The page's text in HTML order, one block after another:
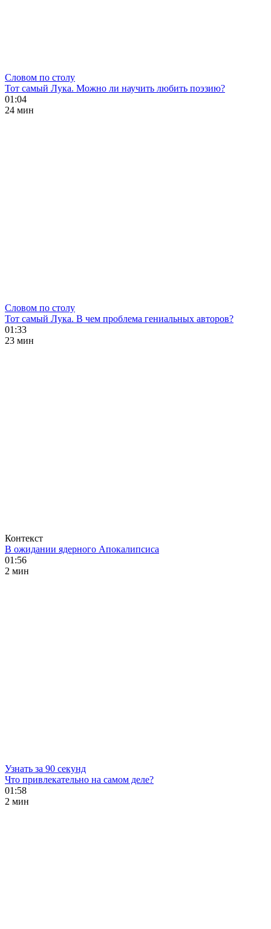
Словом по столу
Тот самый Лука. Можно ли научить любить поэзию?
01:04
24 мин
Словом по столу
Тот самый Лука. В чем проблема гениальных авторов?
01:33
23 мин
Контекст
В ожидании ядерного Апокалипсиса
01:56
2 мин
Узнать за 90 секунд
Что привлекательно на самом деле?
01:58
2 мин